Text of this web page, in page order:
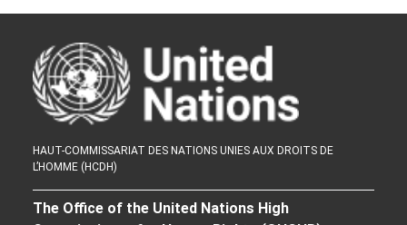
HAUT-COMMISSARIAT DES NATIONS UNIES AUX DROITS DE
L’HOMME (HCDH)
The Office of the United Nations High